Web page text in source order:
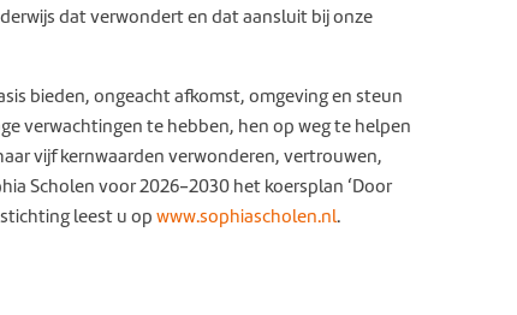
dat verwondert en dat aansluit bij onze
bieden, ongeacht afkomst, omgeving en steun
verwachtingen te hebben, hen op weg te helpen
vijf kernwaarden verwonderen, vertrouwen,
Scholen voor 2026-2030 het koersplan ‘Door
leest u op www.sophiascholen.nl.